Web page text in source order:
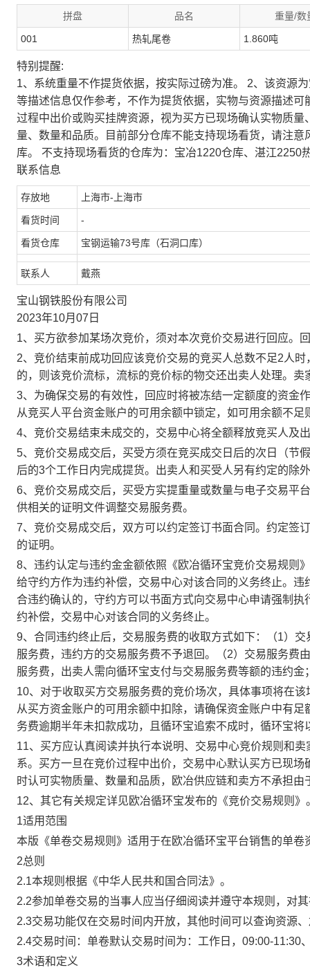
拼盘 品名 重量/数
001 热轧尾卷 1.860吨
特别提醒:
1、系统重量不作提货依据，按实际过磅为准。 2、该资源
等描述信息仅作参考，不作为提货依据，实物与资源描述
过程中出价或购买挂牌资源，视为买方已现场确认实物质
量、数量和品质。目前部分仓库不能支持现场看货，请注
库。 不支持现场看货的仓库为：宝冶1220仓库、湛江2250
联系信息
存放地 上海市-上海市
看货时间 -
看货仓库 宝钢运输73号库（石洞口库）
联系人 戴燕
宝山钢铁股份有限公司
2023年10月07日
1、买方欲参加某场次竞价，须对本次竞价交易进行回应。
2、竞价结束前成功回应该竞价交易的竞买人总数不足2人
的，则该竞价流标，流标的竞价标的物交还出卖人处理。
3、为确保交易的有效性，回应时将被冻结一定额度的资金
从竞买人平台资金账户的可用余额中锁定，如可用余额不足
4、竞价交易结束未成交的，交易中心将全额释放竞买人及
5、竞价交易成交后，买受方须在竞买成交日后的次日（节
后的3个工作日内完成提货。出卖人和买受人另有约定的除
6、竞价交易成交后，买受方实提重量或数量与电子交易平
供相关的证明文件调整交易服务费。
7、竞价交易成交后，双方可以约定签订书面合同。约定签
的证明。
8、违约认定与违约金金额依照《欧冶循环宝竞价交易规则
给守约方作为违约补偿，交易中心对该合同的义务终止。
合违约确认的，守约方可以书面方式向交易中心申请强制
约补偿，交易中心对该合同的义务终止。
9、合同违约终止后，交易服务费的收取方式如下：（1）
服务费，违约方的交易服务费不予退回。（2）交易服务费
服务费，出卖人需向循环宝支付与交易服务费等额的违约
10、对于收取买方交易服务费的竞价场次，具体事项将在
从买方资金账户的可用余额中扣除，请确保资金账户中有
务费逾期半年未扣款成功，且循环宝追索不成时，循环宝将
11、买方应认真阅读并执行本说明、交易中心竞价规则和
系。买方一旦在竞价过程中出价，交易中心默认买方已现
时认可实物质量、数量和品质，欧冶供应链和卖方不承担由
12、其它有关规定详见欧冶循环宝发布的《竞价交易规则》
1适用范围
本版《单卷交易规则》适用于在欧冶循环宝平台销售的单卷
2总则
2.1本规则根据《中华人民共和国合同法》。
2.2参加单卷交易的当事人应当仔细阅读并遵守本规则，对
2.3交易功能仅在交易时间内开放，其他时间可以查询资源
2.4交易时间：单卷默认交易时间为：工作日，09:00-11:30
3术语和定义